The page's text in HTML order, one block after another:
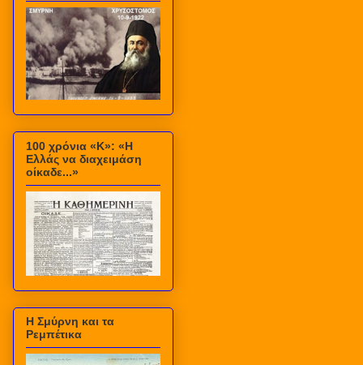
100 χρόνια «Κ»: «Η
Ελλάς να διαχειμάση
οίκαδε...»
Η Σμύρνη και τα
Ρεμπέτικα